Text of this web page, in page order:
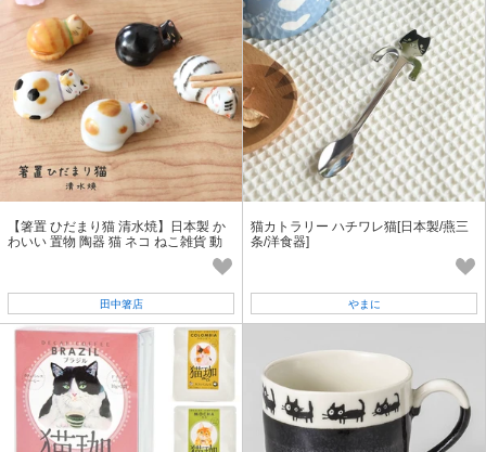
【箸置 ひだまり猫 清水焼】日本製 か
わいい 置物 陶器 猫 ネコ ねこ雑貨 動
田中箸店
猫カトラリー ハチワレ猫[日本製/燕三
条/洋食器]
やまに